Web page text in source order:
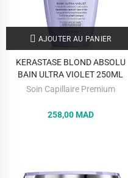
AJOUTER AU PANIER
KERASTASE BLOND ABSOLU
BAIN ULTRA VIOLET 250ML
Soin Capillaire Premium
258,00 MAD